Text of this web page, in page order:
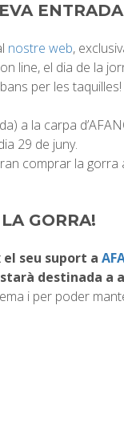
nostre web,
line, el dia de la
per les taquilles!
a la carpa
29 de juny.
comprar la gorra
GORRA!
el seu suport a
destinada a
i per poder